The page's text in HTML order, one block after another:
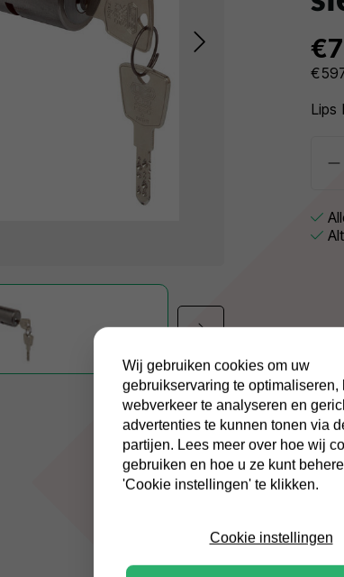
Lips
Wij gebruiken cookies om uw
gebruikservaring te optimaliseren,
webverkeer te analyseren en
advertenties te kunnen tonen via
partijen. Lees meer over hoe wij
gebruiken en hoe u ze kunt
'Cookie instellingen' te klikken.
Cookie instellingen